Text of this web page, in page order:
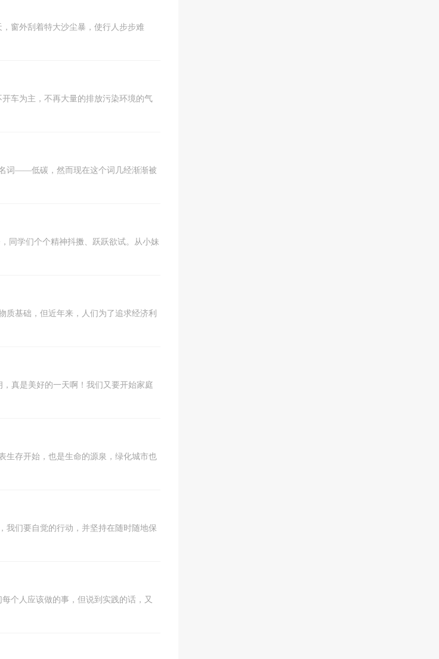
窗外刮着特大沙尘暴，使行人步步难
车为主，不再大量的排放污染环境的气
词——低碳，然而现在这个词几经渐渐被
同学们个个精神抖擞、跃跃欲试。从小妹
基础，但近年来，人们为了追求经济利
真是美好的一天啊！我们又要开始家庭
存开始，也是生命的源泉，绿化城市也
们要自觉的行动，并坚持在随时随地保
个人应该做的事，但说到实践的话，又